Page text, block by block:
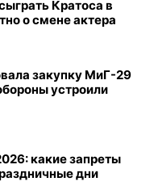
Кратоса в
о смене актера
закупку МиГ-29
устроили
какие запреты
дни